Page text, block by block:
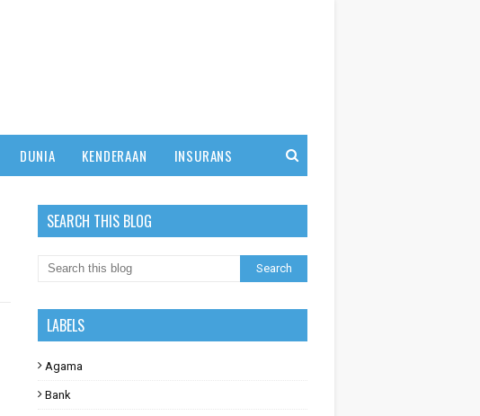
DUNIA KENDERAAN INSURANS
SEARCH THIS BLOG
LABELS
Agama
Bank